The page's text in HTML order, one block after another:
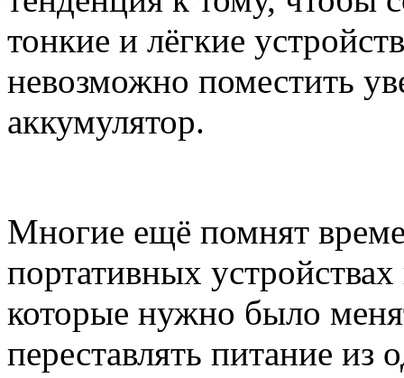
тонкие и лёгкие
невозможно поместить
аккумулятор.
Многие ещё помнят
портативных устройствах
которые нужно было
переставлять питание из